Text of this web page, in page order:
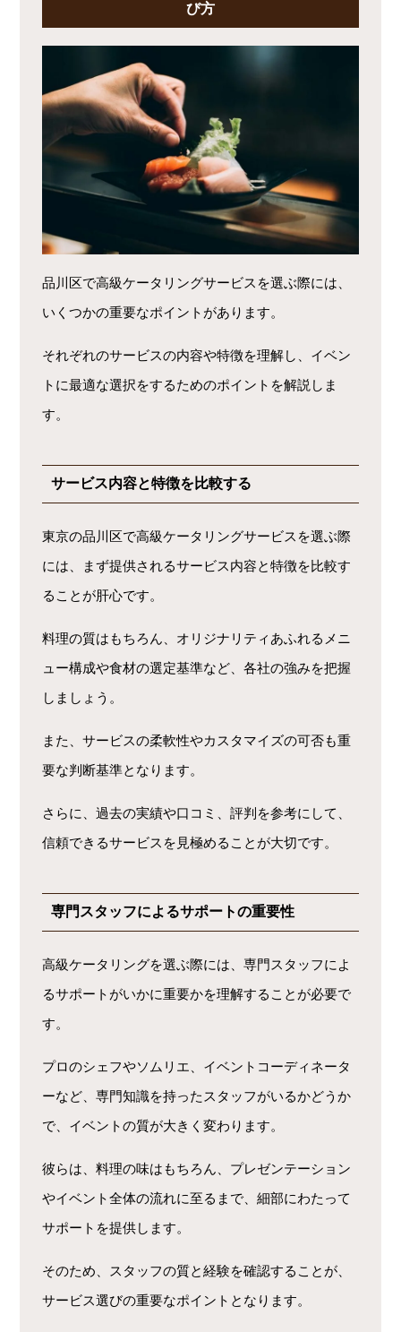
び方
品川区で高級ケータリングサービスを選ぶ際には、
いくつかの重要なポイントがあります。
それぞれのサービスの内容や特徴を理解し、イベン
トに最適な選択をするためのポイントを解説しま
す。
サービス内容と特徴を比較する
東京の品川区で高級ケータリングサービスを選ぶ際
には、まず提供されるサービス内容と特徴を比較す
ることが肝心です。
料理の質はもちろん、オリジナリティあふれるメニ
ュー構成や食材の選定基準など、各社の強みを把握
しましょう。
また、サービスの柔軟性やカスタマイズの可否も重
要な判断基準となります。
さらに、過去の実績や口コミ、評判を参考にして、
信頼できるサービスを見極めることが大切です。
専門スタッフによるサポートの重要性
高級ケータリングを選ぶ際には、専門スタッフによ
るサポートがいかに重要かを理解することが必要で
す。
プロのシェフやソムリエ、イベントコーディネータ
ーなど、専門知識を持ったスタッフがいるかどうか
で、イベントの質が大きく変わります。
彼らは、料理の味はもちろん、プレゼンテーション
やイベント全体の流れに至るまで、細部にわたって
サポートを提供します。
そのため、スタッフの質と経験を確認することが、
サービス選びの重要なポイントとなります。